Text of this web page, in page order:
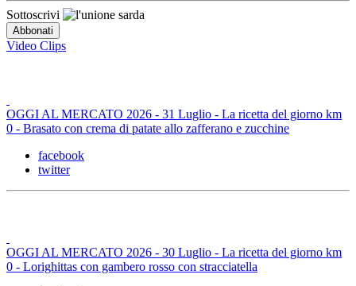
Sottoscrivi
Video Clips
OGGI AL MERCATO 2026 - 31 Luglio - La ricetta del giorno km
0 - Brasato con crema di patate allo zafferano e zucchine
facebook
twitter
OGGI AL MERCATO 2026 - 30 Luglio - La ricetta del giorno km
0 - Lorighittas con gambero rosso con stracciatella